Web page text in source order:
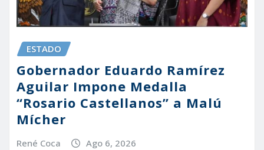
ESTADO
Gobernador Eduardo Ramírez
Aguilar Impone Medalla
“Rosario Castellanos” a Malú
Mícher
René Coca Ago 6, 2026